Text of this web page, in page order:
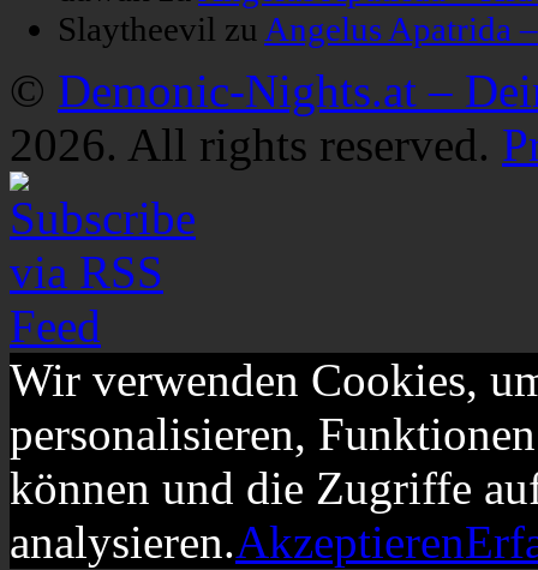
Slaytheevil zu Angelus Apatrida
© Demonic-Nights.at –
2026. All rights reserved.
Wir verwenden Cookies,
personalisieren,
können und die Zugriffe
analysieren.Akzeptieren